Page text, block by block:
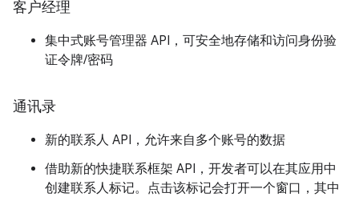
客户经理
集中式账号管理器 API，可安全地存储和访问身份验
证令牌/密码
通讯录
新的联系人 API，允许来自多个账号的数据
借助新的快捷联系框架 API，开发者可以在其应用中
创建联系人标记。点击该标记会打开一个窗口，其中